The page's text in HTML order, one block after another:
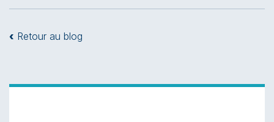
‹ Retour au blog